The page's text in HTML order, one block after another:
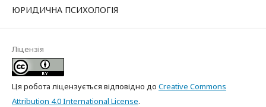
ЮРИДИЧНА ПСИХОЛОГІЯ
Ліцензія
Ця робота ліцензується відповідно до Creative Commons
Attribution 4.0 International License.